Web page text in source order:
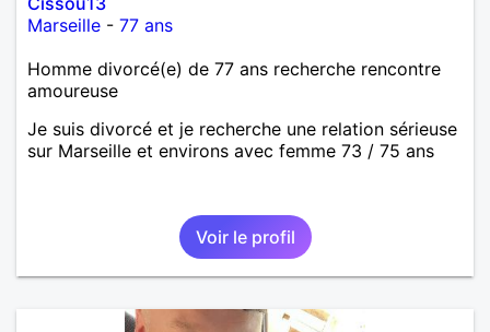
Marseille - 77 ans
Homme divorcé(e) de 77 ans recherche rencontre
amoureuse
Je suis divorcé et je recherche une relation sérieuse
sur Marseille et environs avec femme 73 / 75 ans
Voir le profil